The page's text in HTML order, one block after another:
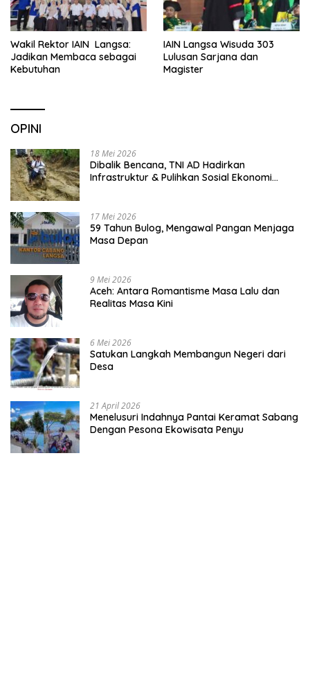
Wakil Rektor IAIN Langsa:
Jadikan Membaca sebagai
Kebutuhan
IAIN Langsa Wisuda 303
Lulusan Sarjana dan
Magister
OPINI
18 Mei 2026
Dibalik Bencana, TNI AD Hadirkan
Infrastruktur & Pulihkan Sosial Ekonomi
17 Mei 2026
59 Tahun Bulog, Mengawal Pangan Menjaga
Masa Depan
9 Mei 2026
Aceh: Antara Romantisme Masa Lalu dan
Realitas Masa Kini
6 Mei 2026
Satukan Langkah Membangun Negeri dari
Desa
21 April 2026
Menelusuri Indahnya Pantai Keramat Sabang
Dengan Pesona Ekowisata Penyu